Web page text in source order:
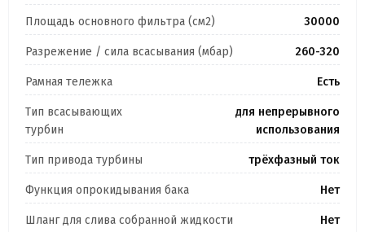
Площадь основного фильтра (см2) 30000
Разрежение / сила всасывания (мбар) 260-320
Рамная тележка Есть
Тип всасывающих
турбин
для непрерывного
использования
Тип привода турбины трёхфазный ток
Функция опрокидывания бака Нет
Шланг для слива собранной жидкости Нет